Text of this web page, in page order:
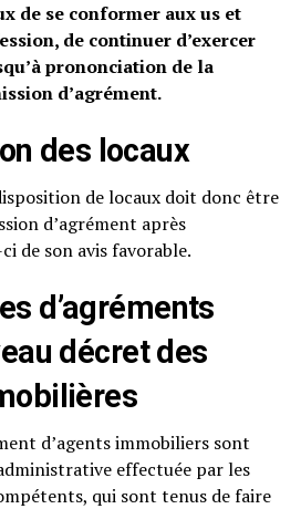
de se conformer aux us et
de continuer d’exercer
prononciation de la
d’agrément.
des locaux
de locaux doit donc être
d’agrément après
de son avis favorable.
d’agréments
décret des
d’agents immobiliers sont
effectuée par les
qui sont tenus de faire